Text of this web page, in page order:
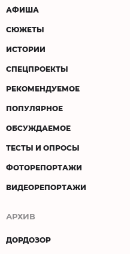
АФИША
СЮЖЕТЫ
ИСТОРИИ
СПЕЦПРОЕКТЫ
РЕКОМЕНДУЕМОЕ
ПОПУЛЯРНОЕ
ОБСУЖДАЕМОЕ
ТЕСТЫ И ОПРОСЫ
ФОТОРЕПОРТАЖИ
ВИДЕОРЕПОРТАЖИ
АРХИВ
ДОРДОЗОР